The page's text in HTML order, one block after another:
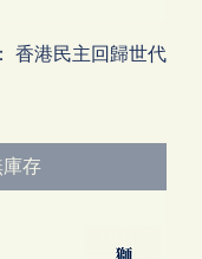
香港民主回歸世代
存